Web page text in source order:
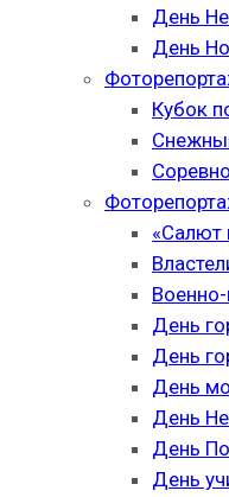
День
День
Кубок
«Салют
Военно-
День
День
День
День
День
День